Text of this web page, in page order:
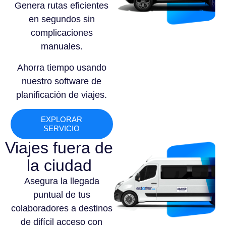
Genera rutas eficientes
en segundos sin
complicaciones
manuales.
Ahorra tiempo usando
nuestro software de
planificación de viajes.
EXPLORAR
SERVICIO
Viajes fuera de
la ciudad
Asegura la llegada
puntual de tus
colaboradores a destinos
de difícil acceso con